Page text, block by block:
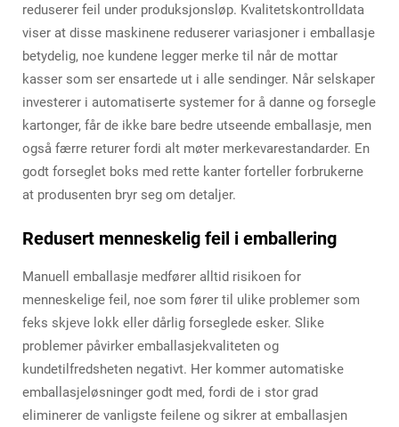
reduserer feil under produksjonsløp. Kvalitetskontrolldata
viser at disse maskinene reduserer variasjoner i emballasje
betydelig, noe kundene legger merke til når de mottar
kasser som ser ensartede ut i alle sendinger. Når selskaper
investerer i automatiserte systemer for å danne og forsegle
kartonger, får de ikke bare bedre utseende emballasje, men
også færre returer fordi alt møter merkevarestandarder. En
godt forseglet boks med rette kanter forteller forbrukerne
at produsenten bryr seg om detaljer.
Redusert menneskelig feil i emballering
Manuell emballasje medfører alltid risikoen for
menneskelige feil, noe som fører til ulike problemer som
feks skjeve lokk eller dårlig forseglede esker. Slike
problemer påvirker emballasjekvaliteten og
kundetilfredsheten negativt. Her kommer automatiske
emballasjeløsninger godt med, fordi de i stor grad
eliminerer de vanligste feilene og sikrer at emballasjen